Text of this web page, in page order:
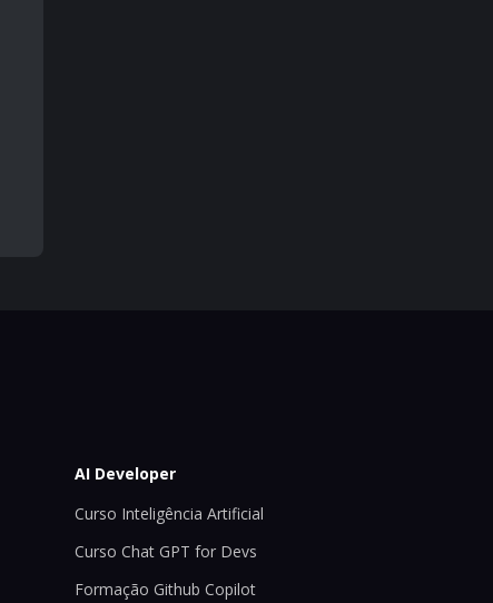
AI Developer
Curso Inteligência Artificial
Curso Chat GPT for Devs
Formação Github Copilot